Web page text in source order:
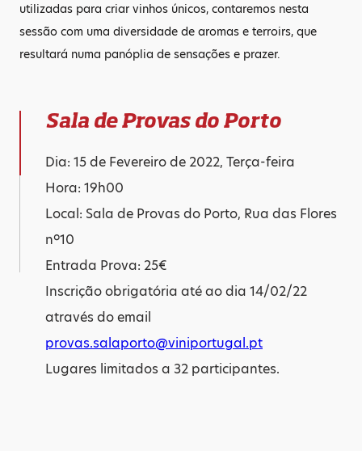
utilizadas para criar vinhos únicos, contaremos nesta
sessão com uma diversidade de aromas e terroirs, que
resultará numa panóplia de sensações e prazer.
Sala de Provas do Porto
Dia: 15 de Fevereiro de 2022, Terça-feira
Hora: 19h00
Local: Sala de Provas do Porto, Rua das Flores
nº10
Entrada Prova: 25€
Inscrição obrigatória até ao dia 14/02/22
através do email
provas.salaporto@viniportugal.pt
Lugares limitados a 32 participantes.